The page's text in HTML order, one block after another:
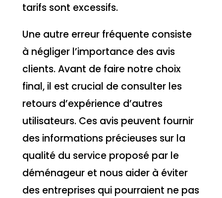
tarifs sont excessifs.
Une autre erreur fréquente consiste
à négliger l’importance des avis
clients. Avant de faire notre choix
final, il est crucial de consulter les
retours d’expérience d’autres
utilisateurs. Ces avis peuvent fournir
des informations précieuses sur la
qualité du service proposé par le
déménageur et nous aider à éviter
des entreprises qui pourraient ne pas